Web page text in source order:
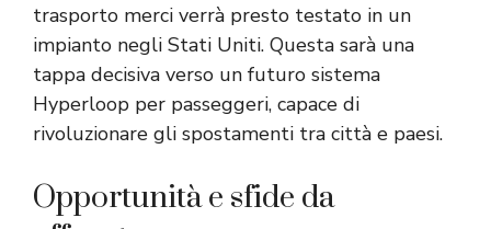
trasporto merci verrà presto testato in un
impianto negli Stati Uniti. Questa sarà una
tappa decisiva verso un futuro sistema
Hyperloop per passeggeri, capace di
rivoluzionare gli spostamenti tra città e paesi.
Opportunità e sfide da